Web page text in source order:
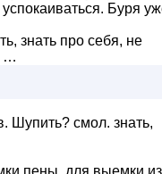
Буря
знать про себя, не
…
Шупить? смол. знать,
пены, для выемки из